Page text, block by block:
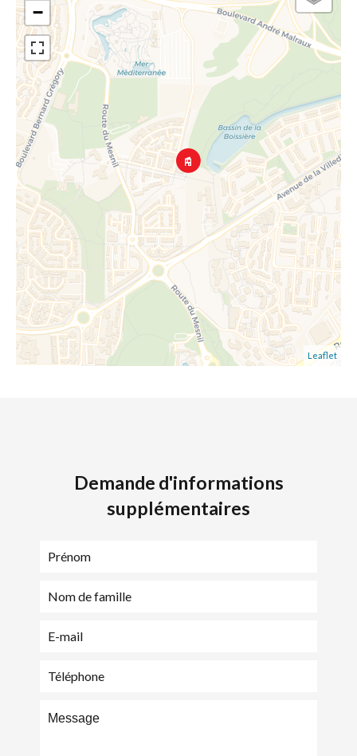
−
Leaflet
Demande d'informations
supplémentaires